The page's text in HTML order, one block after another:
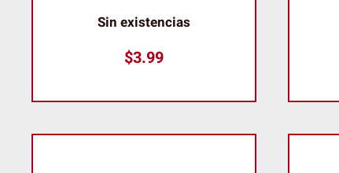
Sin existencias
$3.99